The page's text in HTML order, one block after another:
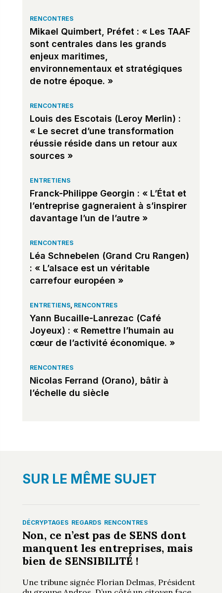
RENCONTRES
Mikael Quimbert, Préfet : « Les TAAF
sont centrales dans les grands
enjeux maritimes,
environnementaux et stratégiques
de notre époque. »
RENCONTRES
Louis des Escotais (Leroy Merlin) :
« Le secret d’une transformation
réussie réside dans un retour aux
sources »
ENTRETIENS
Franck-Philippe Georgin : « L’État et
l’entreprise gagneraient à s’inspirer
davantage l’un de l’autre »
RENCONTRES
Léa Schnebelen (Grand Cru Rangen)
: « L’alsace est un véritable
carrefour européen »
ENTRETIENS, RENCONTRES
Yann Bucaille-Lanrezac (Café
Joyeux) : « Remettre l’humain au
cœur de l’activité économique. »
RENCONTRES
Nicolas Ferrand (Orano), bâtir à
l’échelle du siècle
SUR LE MÊME SUJET
DÉCRYPTAGES REGARDS RENCONTRES
Non, ce n’est pas de SENS dont
manquent les entreprises, mais
bien de SENSIBILITÉ !
Une tribune signée Florian Delmas, Président